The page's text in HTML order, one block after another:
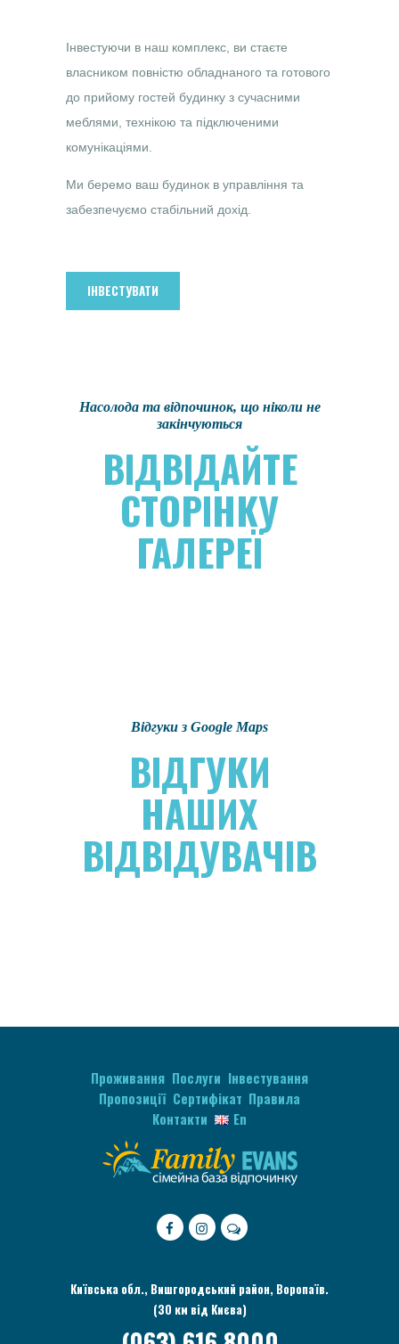
Інвестуючи в наш комплекс, ви стаєте
власником повністю обладнаного та готового
до прийому гостей будинку з сучасними
меблями, технікою та підключеними
комунікаціями.
Ми беремо ваш будинок в управління та
забезпечуємо стабільний дохід.
ІНВЕСТУВАТИ
Насолода та відпочинок, що ніколи не
закінчуються
ВІДВІДАЙТЕ
СТОРІНКУ
ГАЛЕРЕЇ
Відгуки з Google Maps
ВІДГУКИ
НАШИХ
ВІДВІДУВАЧІВ
Проживання Послуги Інвестування
Пропозиції Сертифікат Правила
Контакти
En
Київська обл., Вишгородський район, Воропаїв.
(30 км від Києва)